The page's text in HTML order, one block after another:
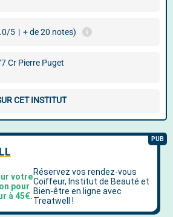
5 | + de 20 notes)
Cr Pierre Puget
CET INSTITUT